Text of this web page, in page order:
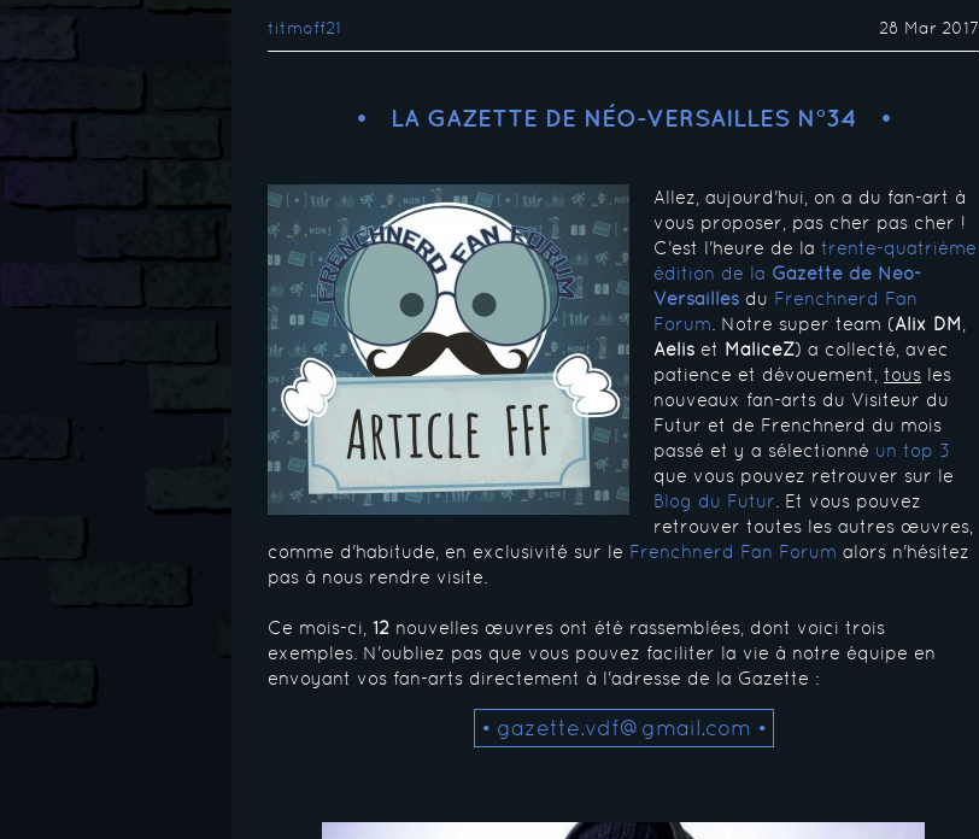
titmoff21 28 Mar 2017
LA GAZETTE DE NÉO-VERSAILLES N°34
Allez, aujourd'hui, on a du fan-art à
vous proposer, pas cher pas cher !
C'est l'heure de la trente-quatrième
édition de la Gazette de Néo-
Versailles du Frenchnerd Fan
Forum . Notre super team (Alix DM
Aelis et MaliceZ) a collecté, avec
patience et dévouement, tous les
nouveaux fan-arts du Visiteur du
Futur et de Frenchnerd du mois
passé et y a sélectionné un top 3
que vous pouvez retrouver sur le
Blog du Futur . Et vous pouvez
retrouver toutes les autres œuvres,
comme d'habitude, en exclusivité sur le Frenchnerd Fan Forum alors n'hésitez
pas à nous rendre visite.
Ce mois-ci, 12 nouvelles œuvres ont été rassemblées, dont voici trois
exemples. N'oubliez pas que vous pouvez faciliter la vie à notre équipe en
envoyant vos fan-arts directement à l'adresse de la Gazette :
• gazette.vdf@gmail.com •